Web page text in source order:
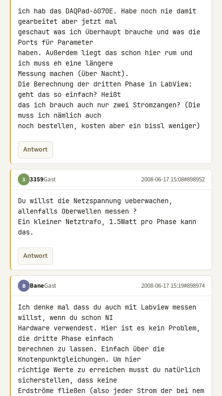
ich hab das DAQPad-6070E. Habe noch nie damit
gearbeitet aber jetzt mal
geschaut was ich überhaupt brauche und was die
Ports für Parameter
haben. Außerdem liegt das schon hier rum und
ich muss eh eine längere
Messung machen (über Nacht).
Die Berechnung der dritten Phase in LabView:
geht das so einfach? Heißt
das ich brauch auch nur zwei Stromzangen? (Die
muss ich nämlich auch
noch bestellen, kosten aber ein bissl weniger)
Antwort
3 3359Gast 2008-06-17 15:08#898952
Du willst die Netzspannung ueberwachen,
allenfalls Oberwellen messen ?
Ein kleiner Netztrafo, 1.5Watt pro Phase kann
das.
Antwort
B BaneGast 2008-06-17 15:19#898974
Ich denke mal dass du auch mit Labview messen
willst, wenn du schon NI
Hardware verwendest. Hier ist es kein Problem,
die dritte Phase einfach
berechnen zu lassen. Einfach über die
Knotenpunktgleichungen. Um hier
richtige Werte zu erreichen musst du natürlich
sicherstellen, dass keine
Erdströme fließen (also jeder Strom der bei nem